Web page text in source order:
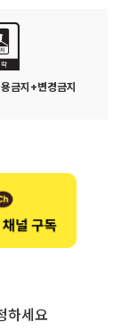
금지+변경금지
하세요